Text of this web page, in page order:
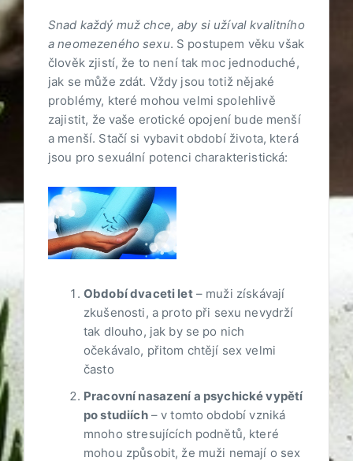
Snad každý muž chce, aby si užíval kvalitního
a neomezeného sexu. S postupem věku však
člověk zjistí, že to není tak moc jednoduché,
jak se může zdát. Vždy jsou totiž nějaké
problémy, které mohou velmi spolehlivě
zajistit, že vaše erotické opojení bude menší
a menší. Stačí si vybavit období života, která
jsou pro sexuální potenci charakteristická:
Období dvaceti let– muži získávají
zkušenosti, a proto při sexu nevydrží
tak dlouho, jak by se po nich
očekávalo, přitom chtějí sex velmi
často
Pracovní nasazení a psychické vypětí
po studiích– v tomto období vzniká
mnoho stresujících podnětů, které
mohou způsobit, že muži nemají o sex